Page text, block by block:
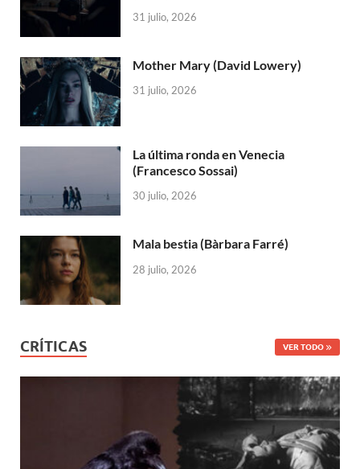
31 julio, 2026
Mother Mary (David Lowery)
31 julio, 2026
La última ronda en Venecia
(Francesco Sossai)
30 julio, 2026
Mala bestia (Bàrbara Farré)
28 julio, 2026
CRÍTICAS VER TODO